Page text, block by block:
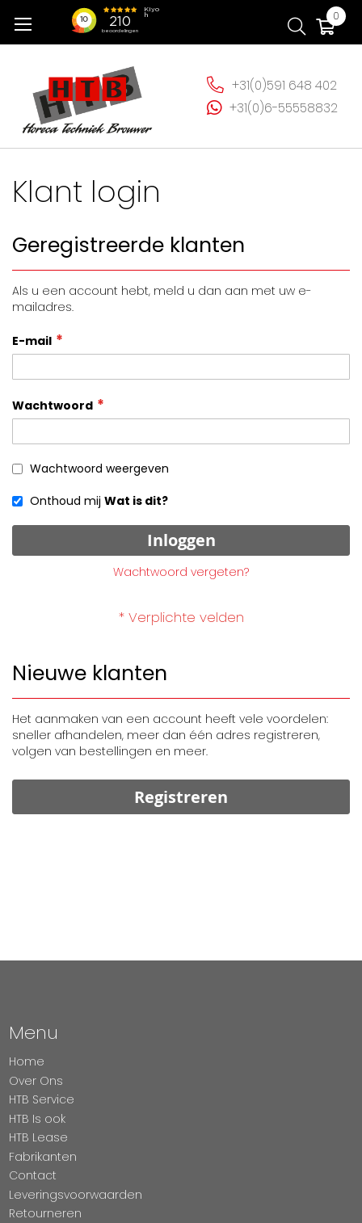
naar
0
+31(0)591 648 402
+31(0)6-55558832
Klant login
Geregistreerde klanten
Als u een account hebt, meld u dan aan met uw e-
mailadres.
E-mail
Wachtwoord
Wachtwoord weergeven
Onthoud mij Wat is dit?
Inloggen
Wachtwoord vergeten?
Nieuwe klanten
Het aanmaken van een account heeft vele voordelen:
sneller afhandelen, meer dan één adres registreren,
volgen van bestellingen en meer.
Registreren
Menu
Home
Over Ons
HTB Service
HTB Is ook
HTB Lease
Fabrikanten
Contact
Leveringsvoorwaarden
Retourneren